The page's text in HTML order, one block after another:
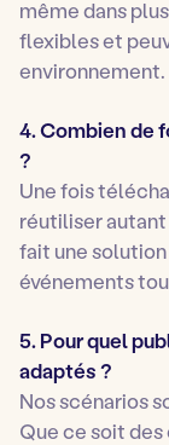
même dans
flexibles et
environnement.
4. Combien de
?
Une fois
réutiliser autant
fait une
événements
5. Pour quel
adaptés ?
Nos scénarios
Que ce soit